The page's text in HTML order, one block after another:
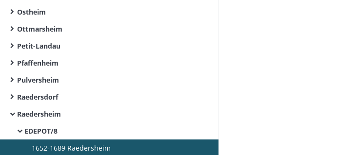
Ostheim
Ottmarsheim
Petit-Landau
Pfaffenheim
Pulversheim
Raedersdorf
Raedersheim
EDEPOT/8
1652-1689 Raedersheim